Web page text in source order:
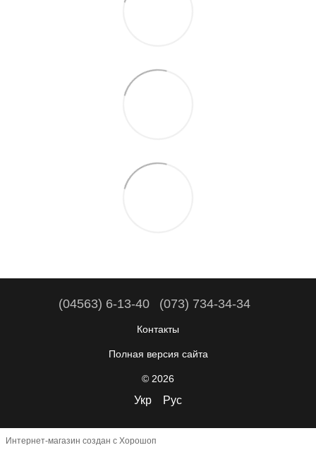
(04563) 6-13-40 (073) 734-34-34
Контакты
Полная версия сайта
© 2026
Укр Рус
Интернет-магазин создан с Хорошоп